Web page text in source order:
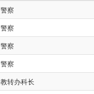
警察
警察
警察
警察
教转办科长